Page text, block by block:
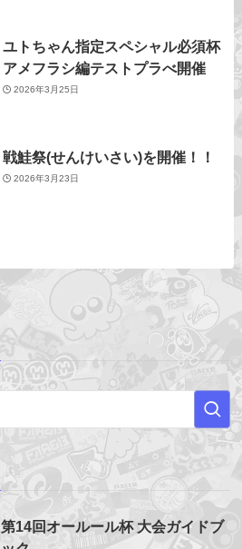
ユトちゃん指定スペシャル必須杯
アメフラシ編テストプラべ開催
2026年3月25日
戦鮭祭(せんけいさい)を開催！！
2026年3月23日
第14回オールール杯 大会ガイドブ